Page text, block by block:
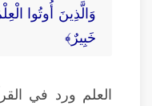
وَالَّذِينَ أُوتُوا
خَبِيرٌ﴾
العلم ورد في